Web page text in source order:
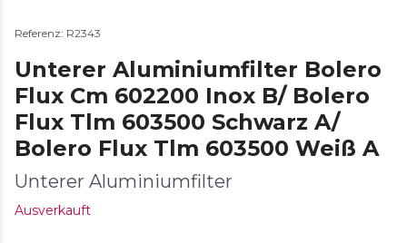
Referenz: R2343
Unterer Aluminiumfilter Bolero
Flux Cm ​​602200 Inox B/ Bolero
Flux Tlm 603500 Schwarz A/
Bolero Flux Tlm 603500 Weiß A
Unterer Aluminiumfilter
Ausverkauft